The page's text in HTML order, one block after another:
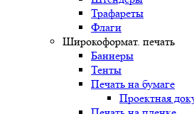
Трафареты
Флаги
Широкоформат. печать
Баннеры
Тенты
Печать на бумаге
Проектная